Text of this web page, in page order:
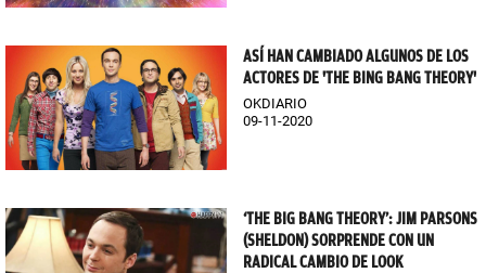
ASÍ HAN CAMBIADO ALGUNOS DE LOS
ACTORES DE 'THE BING BANG THEORY'
OKDIARIO
09-11-2020
‘THE BIG BANG THEORY’: JIM PARSONS
(SHELDON) SORPRENDE CON UN
RADICAL CAMBIO DE LOOK